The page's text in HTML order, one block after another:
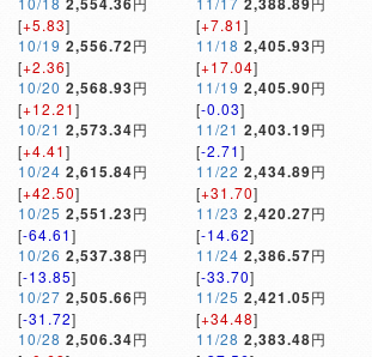
[+5.83]
10/19 2,556.72円
[+2.36]
10/20 2,568.93円
[+12.21]
10/21 2,573.34円
[+4.41]
10/24 2,615.84円
[+42.50]
10/25 2,551.23円
[-64.61]
10/26 2,537.38円
[-13.85]
10/27 2,505.66円
[-31.72]
10/28 2,506.34円
[+7.81]
11/18 2,405.93円
[+17.04]
11/19 2,405.90円
[-0.03]
11/21 2,403.19円
[-2.71]
11/22 2,434.89円
[+31.70]
11/23 2,420.27円
[-14.62]
11/24 2,386.57円
[-33.70]
11/25 2,421.05円
[+34.48]
11/28 2,383.48円